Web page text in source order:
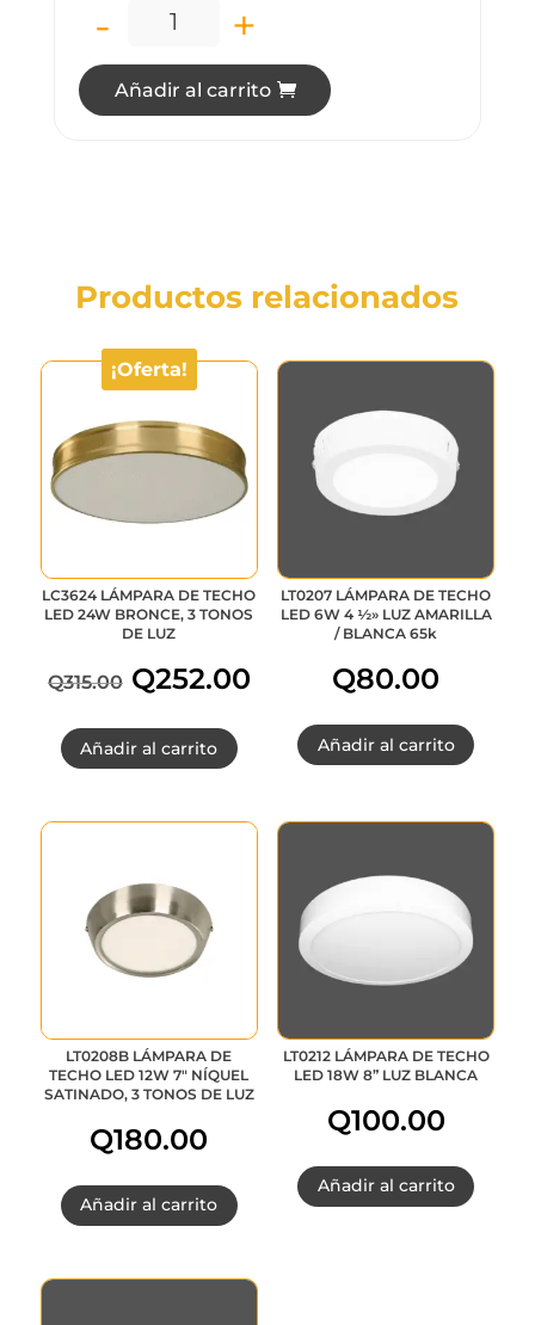
LT0212GA LÁMPARA DE TECHO LED
- +
Añadir al carrito
Productos relacionados
¡Oferta!
LC3624 LÁMPARA DE TECHO
LED 24W BRONCE, 3 TONOS
DE LUZ
Q315.00
precio
original
era:
Q315.00.
Q252.00
precio
actual
Q252.00.
Añadir al carrito
LT0207 LÁMPARA DE TECHO
LED 6W 4 ½» LUZ AMARILLA
/ BLANCA 65k
Q80.00
Añadir al carrito
LT0208B LÁMPARA DE
TECHO LED 12W 7″ NÍQUEL
SATINADO, 3 TONOS DE LUZ
Q180.00
Añadir al carrito
LT0212 LÁMPARA DE TECHO
LED 18W 8” LUZ BLANCA
Q100.00
Añadir al carrito